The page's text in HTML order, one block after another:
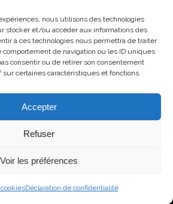
nous utilisons des technologies
stocker et/ou accéder aux informations des
à ces technologies nous permettra de traiter
de navigation ou les ID uniques
consentir ou de retirer son consentement
certaines caractéristiques et fonctions.
Accepter
Refuser
Voir les préférences
Déclaration de confidentialité
nous contacter
TRAITEUR -